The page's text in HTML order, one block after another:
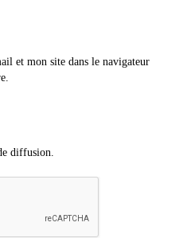
et mon site dans le navigateur
diffusion.